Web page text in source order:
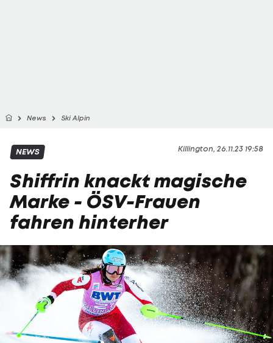
News Ski Alpin
Killington, 26.11.23 19:58
NEWS
Shiffrin knackt magische
Marke - ÖSV-Frauen
fahren hinterher